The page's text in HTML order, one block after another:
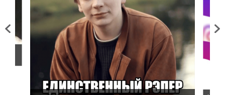
Previous Next